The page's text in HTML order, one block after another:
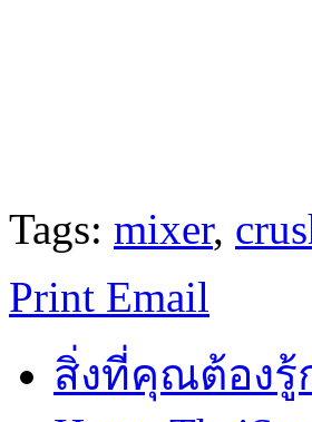
Tags: mixer,
Print Email
สิ่งที่คุณต้องรู้